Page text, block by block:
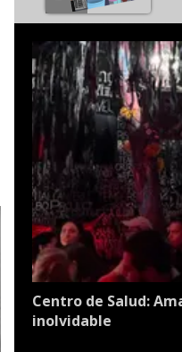
Centro de Salud:
inolvidable